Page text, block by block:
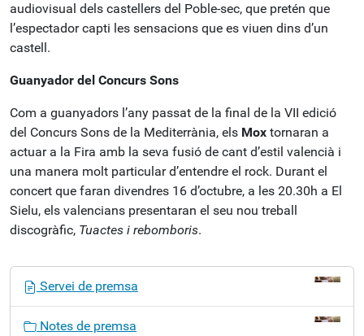
audiovisual dels castellers del Poble-sec, que pretén que
l’espectador capti les sensacions que es viuen dins d’un
castell.
Guanyador del Concurs Sons
Com a guanyadors l’any passat de la final de la VII edició
del Concurs Sons de la Mediterrània, els Mox tornaran a
actuar a la Fira amb la seva fusió de cant d’estil valencià i
una manera molt particular d’entendre el rock. Durant el
concert que faran divendres 16 d’octubre, a les 20.30h a El
Sielu, els valencians presentaran el seu nou treball
discogràfic, Tuactes i rebomboris.
Servei de premsa
Notes de premsa